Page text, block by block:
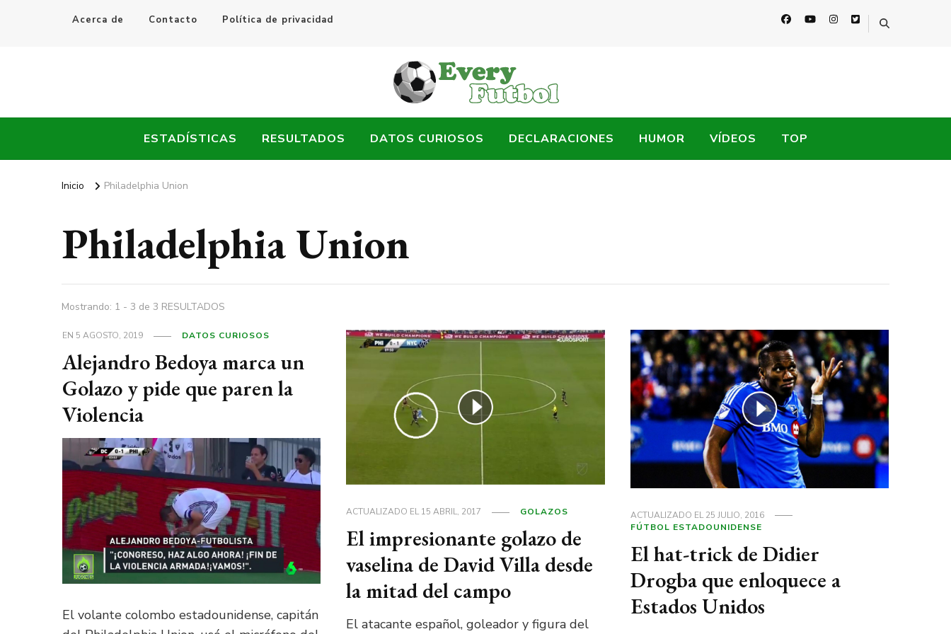
Acerca de Contacto Política de privacidad
Every Fútbol
ESTADÍSTICAS RESULTADOS DATOS CURIOSOS DECLARACIONES HUMOR VÍDEOS TOP
Inicio Philadelphia Union
Philadelphia Union
Mostrando: 1 - 3 de 3 RESULTADOS
EN 5 AGOSTO, 2019 DATOS CURIOSOS
Alejandro Bedoya marca un
Golazo y pide que paren la
Violencia
El volante colombo estadounidense, capitán
ACTUALIZADO EL15 ABRIL, 2017 GOLAZOS
El impresionante golazo de
vaselina de David Villa desde
la mitad del campo
El atacante español, goleador y figura del
ACTUALIZADO EL25 JULIO, 2016
FÚTBOL ESTADOUNIDENSE
El hat-trick de Didier
Drogba que enloquece a
Estados Unidos